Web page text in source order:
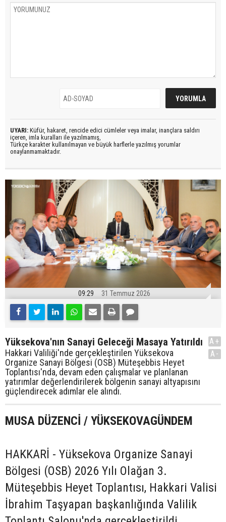
UYARI: Küfür, hakaret, rencide edici cümleler veya imalar, inançlara saldırı
içeren, imla kuralları ile yazılmamış,
Türkçe karakter kullanılmayan ve büyük harflerle yazılmış yorumlar
onaylanmamaktadır.
09:29 31 Temmuz 2026
Yüksekova'nın Sanayi Geleceği Masaya Yatırıldı
Hakkari Valiliği'nde gerçekleştirilen Yüksekova
Organize Sanayi Bölgesi (OSB) Müteşebbis Heyet
Toplantısı'nda, devam eden çalışmalar ve planlanan
yatırımlar değerlendirilerek bölgenin sanayi altyapısını
güçlendirecek adımlar ele alındı.
A+
A-
MUSA DÜZENCİ / YÜKSEKOVAGÜNDEM
HAKKARİ - Yüksekova Organize Sanayi
Bölgesi (OSB) 2026 Yılı Olağan 3.
Müteşebbis Heyet Toplantısı, Hakkari Valisi
İbrahim Taşyapan başkanlığında Valilik